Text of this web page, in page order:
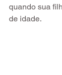
quando sua
de idade.